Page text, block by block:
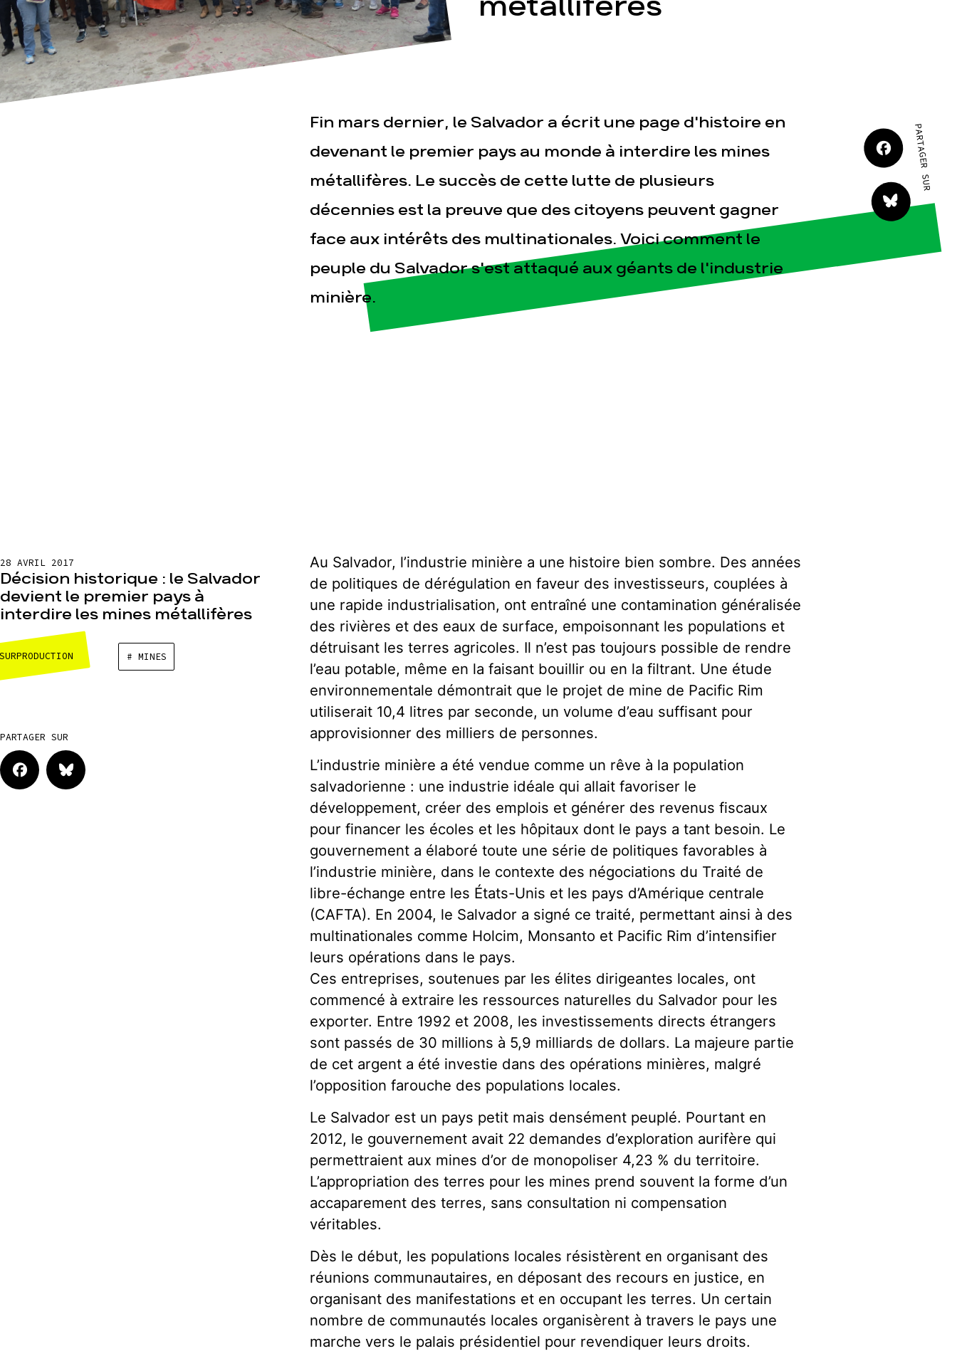
Espace presse Publications Contact
métallifères
Fin mars dernier, le Salvador a écrit une page d'histoire en
devenant le premier pays au monde à interdire les mines
métallifères. Le succès de cette lutte de plusieurs
décennies est la preuve que des citoyens peuvent gagner
face aux intérêts des multinationales. Voici comment le
peuple du Salvador s'est attaqué aux géants de l'industrie
minière.
PARTAGER SUR
28 AVRIL 2017
Décision historique : le Salvador
devient le premier pays à
interdire les mines métallifères
# MINES
PARTAGER SUR
Au Salvador, l’industrie minière a une histoire bien sombre. Des années
de politiques de dérégulation en faveur des investisseurs, couplées à
une rapide industrialisation, ont entraîné une contamination généralisée
des rivières et des eaux de surface, empoisonnant les populations et
détruisant les terres agricoles. Il n’est pas toujours possible de rendre
l’eau potable, même en la faisant bouillir ou en la filtrant. Une étude
environnementale démontrait que le projet de mine de Pacific Rim
utiliserait 10,4 litres par seconde, un volume d’eau suffisant pour
approvisionner des milliers de personnes.
L’industrie minière a été vendue comme un rêve à la population
salvadorienne : une industrie idéale qui allait favoriser le
développement, créer des emplois et générer des revenus fiscaux
pour financer les écoles et les hôpitaux dont le pays a tant besoin. Le
gouvernement a élaboré toute une série de politiques favorables à
l’industrie minière, dans le contexte des négociations du Traité de
libre-échange entre les États-Unis et les pays d’Amérique centrale
(CAFTA). En 2004, le Salvador a signé ce traité, permettant ainsi à des
multinationales comme Holcim, Monsanto et Pacific Rim d’intensifier
leurs opérations dans le pays.
Ces entreprises, soutenues par les élites dirigeantes locales, ont
commencé à extraire les ressources naturelles du Salvador pour les
exporter. Entre 1992 et 2008, les investissements directs étrangers
sont passés de 30 millions à 5,9 milliards de dollars. La majeure partie
de cet argent a été investie dans des opérations minières, malgré
l’opposition farouche des populations locales.
Le Salvador est un pays petit mais densément peuplé. Pourtant en
2012, le gouvernement avait 22 demandes d’exploration aurifère qui
permettraient aux mines d’or de monopoliser 4,23 % du territoire.
L’appropriation des terres pour les mines prend souvent la forme d’un
accaparement des terres, sans consultation ni compensation
véritables.
Dès le début, les populations locales résistèrent en organisant des
réunions communautaires, en déposant des recours en justice, en
organisant des manifestations et en occupant les terres. Un certain
nombre de communautés locales organisèrent à travers le pays une
marche vers le palais présidentiel pour revendiquer leurs droits.